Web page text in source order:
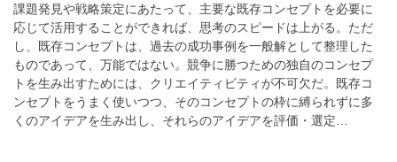
課題発見や戦略策定にあたって、主要な既存コンセプトを必要に
応じて活用することができれば、思考のスピードは上がる。ただ
し、既存コンセプトは、過去の成功事例を一般解として整理した
ものであって、万能ではない。競争に勝つための独自のコンセプ
トを生み出すためには、クリエイティビティが不可欠だ。既存コ
ンセプトをうまく使いつつ、そのコンセプトの枠に縛られずに多
くのアイデアを生み出し、それらのアイデアを評価・選定…